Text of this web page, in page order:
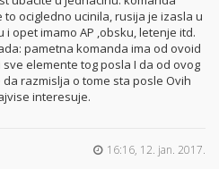
ocigledno ucinila, rusija je izasla u
i opet imamo AP ,obsku, letenje itd.
pametna komanda ima od ovoid
elemente tog posla I da od ovog
razmislja o tome sta posle Ovih
interesuje.
16:16, 12. jan. 2017.